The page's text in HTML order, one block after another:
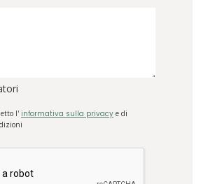
l' informativa sulla privacy e di